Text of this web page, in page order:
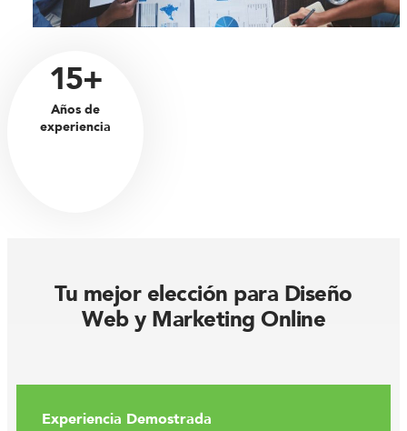
15+
Años de
experiencia
Tu mejor elección para Diseño
Web y Marketing Online
Experiencia Demostrada